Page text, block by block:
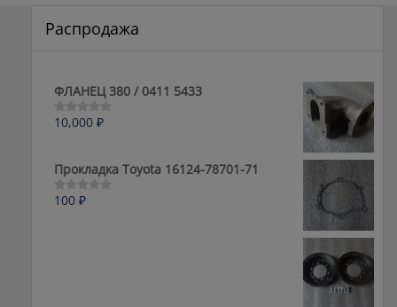
Распродажа
ФЛАНЕЦ 380 / 0411 5433
Оценка
5
10,000 ₽
Прокладка Toyota 16124-78701-71
Оценка
100 ₽